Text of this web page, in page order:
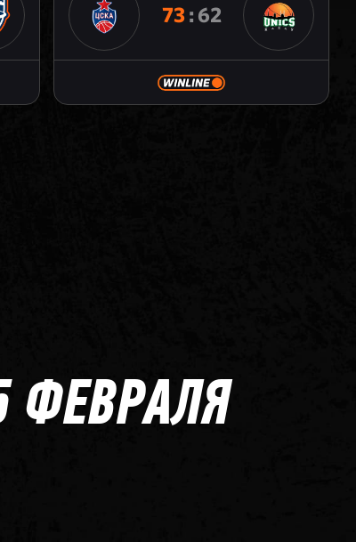
73:62
ФЕВРАЛЯ